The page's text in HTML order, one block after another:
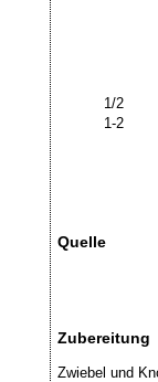
1/2
1-2
Quelle
Zubereitung
Zwiebel und